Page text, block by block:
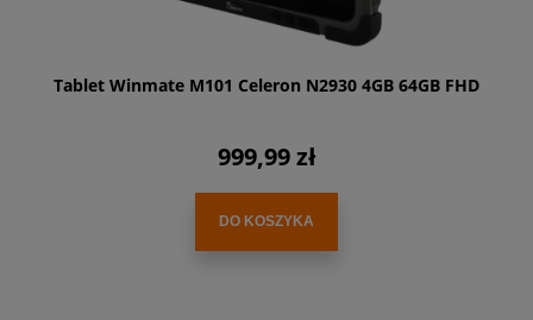
Tablet Winmate M101 Celeron N2930 4GB 64GB FHD
999,99 zł
DO KOSZYKA